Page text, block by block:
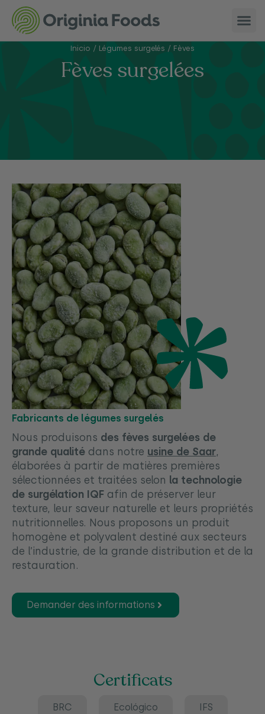
Inicio / Légumes surgelés / Fèves
Fèves surgelées
Fabricants de légumes surgelés
Nous produisons des fèves surgelées de
grande qualité dans notre usine de Saar,
élaborées à partir de matières premières
sélectionnées et traitées selon la technologie
de surgélation IQF afin de préserver leur
texture, leur saveur naturelle et leurs propriétés
nutritionnelles. Nous proposons un produit
homogène et polyvalent destiné aux secteurs
de l’industrie, de la grande distribution et de la
restauration.
Demander des informations
Certificats
BRC Ecológico IFS